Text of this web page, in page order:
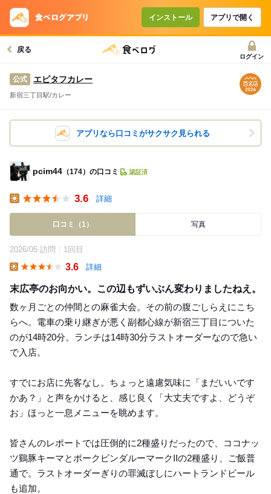
インストール アプリで開く
戻る
ログイン
公式 エピタフカレー
新宿三丁目駅/カレー
アプリなら口コミがサクサク見られる
pcim44 （174）の口コミ 認証済
3.6 詳細
口コミ（1） 写真
2026/05 訪問 1回目
3.6 詳細
末広亭のお向かい。この辺もずいぶん変わりましたねえ。
数ヶ月ごとの仲間との麻雀大会。その前の腹ごしらえにこち
らへ。電車の乗り継ぎが悪く副都心線が新宿三丁目についた
のが14時20分。ランチは14時30分ラストオーダーなので急い
で入店。
すでにお店に先客なし。ちょっと遠慮気味に「まだいいです
かあ？」と声をかけると、感じ良く「大丈夫ですよ、どうぞ
お」ほっと一息メニューを眺めます。
皆さんのレポートでは圧倒的に2種盛りだったので、ココナッ
ツ鷄豚キーマとポークビンダルーマークIIの2種盛り、ご飯普
通で。ラストオーダーぎりの罪滅ぼしにハートランドビール
も追加。